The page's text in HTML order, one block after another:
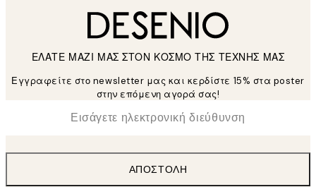
ΕΛΑΤΕ ΜΑΖΙ ΜΑΣ ΣΤΟΝ ΚΟΣΜΟ ΤΗΣ ΤΕΧΝΗΣ ΜΑΣ
Εγγραφείτε στο newsletter μας και κερδίστε 15% στα poster
στην επόμενη αγορά σας!
Ηλεκτρονική Διεύθυνση
ΑΠΟΣΤΟΛΉ